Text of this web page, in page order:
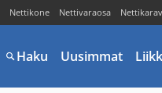
Nettikone Nettivaraosa
Haku Uusimmat